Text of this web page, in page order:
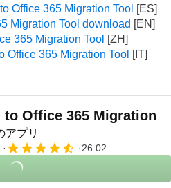
Office 365 Migration Tool
Migration Tool download
365 Migration Tool
Office 365 Migration Tool
to Office 365 Migration
アプリ
26.02